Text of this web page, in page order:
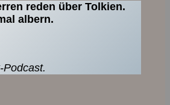
reden über Tolkien.
albern.